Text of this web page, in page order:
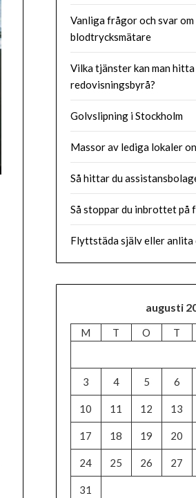
Vanliga frågor och svar
blodtrycksmätare
Vilka tjänster kan man hitta
redovisningsbyrå?
Golvslipning i Stockholm
Massor av lediga lokaler
Så hittar du
Så stoppar du inbrottet på
Flyttstäda själv eller anlita
augusti
M T O T
3 4 5 6
10 11 12 13
17 18 19 20
24 25 26 27
31